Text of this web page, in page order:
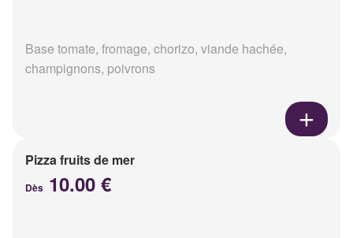
Base tomate, fromage, chorizo, viande hachée,
champignons, poivrons
Pizza fruits de mer
Dès 10.00 €